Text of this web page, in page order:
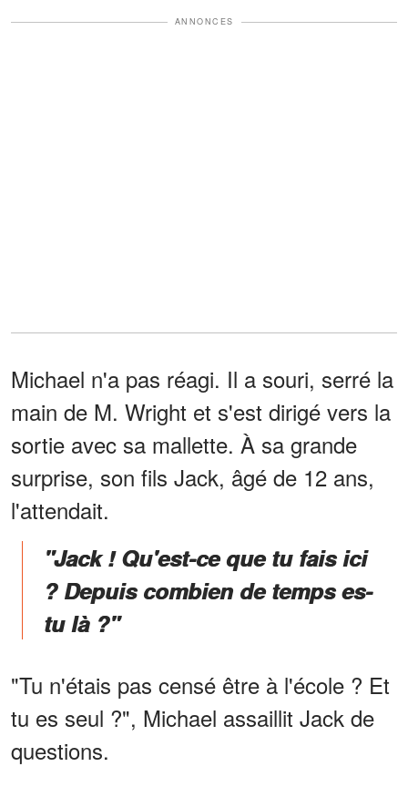
ANNONCES
Michael n'a pas réagi. Il a souri, serré la
main de M. Wright et s'est dirigé vers la
sortie avec sa mallette. À sa grande
surprise, son fils Jack, âgé de 12 ans,
l'attendait.
"Jack ! Qu'est-ce que tu fais ici
? Depuis combien de temps es-
tu là ?"
"Tu n'étais pas censé être à l'école ? Et
tu es seul ?", Michael assaillit Jack de
questions.